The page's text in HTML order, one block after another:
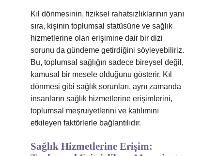
Kıl dönmesinin, fiziksel rahatsızlıklarının yanı
sıra, kişinin toplumsal statüsüne ve sağlık
hizmetlerine olan erişimine dair bir dizi
sorunu da gündeme getirdiğini söyleyebiliriz.
Bu, toplumsal sağlığın sadece bireysel değil,
kamusal bir mesele olduğunu gösterir. Kıl
dönmesi gibi sağlık sorunları, aynı zamanda
insanların sağlık hizmetlerine erişimlerini,
toplumsal meşruiyetlerini ve katılımını
etkileyen faktörlerle bağlantılıdır.
Sağlık Hizmetlerine Erişim: